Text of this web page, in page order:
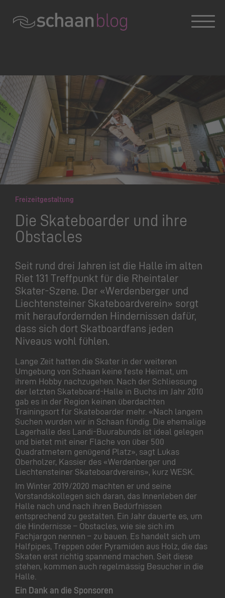
Freizeitgestaltung
Die Skateboarder und ihre
Obstacles
Seit rund drei Jahren ist die Halle im alten
Riet 131 Treffpunkt für die Rheintaler
Skater-Szene. Der «Werdenberger und
Liechtensteiner Skateboardverein» sorgt
mit heraufordernden Hindernissen dafür,
dass sich dort Skatboardfans jeden
Niveaus wohl fühlen.
Lange Zeit hatten die Skater in der weiteren
Umgebung von Schaan keine feste Heimat, um
ihrem Hobby nachzugehen. Nach der Schliessung
der letzten Skateboard-Halle in Buchs im Jahr 2010
gab es in der Region keinen überdachten
Trainingsort für Skateboarder mehr. «Nach langem
Suchen wurden wir in Schaan fündig. Die ehemalige
Lagerhalle des Landi-Buurabunds ist ideal gelegen
und bietet mit einer Fläche von über 500
Quadratmetern genügend Platz», sagt Lukas
Oberholzer, Kassier des «Werdenberger und
Liechtensteiner Skateboardvereins», kurz WESK.
Im Winter 2019/2020 machten er und seine
Vorstandskollegen sich daran, das Innenleben der
Halle nach und nach ihren Bedürfnissen
entsprechend zu gestalten. Ein Jahr dauerte es, um
die Hindernisse – Obstacles, wie sie sich im
Fachjargon nennen – zu bauen. Es handelt sich um
Halfpipes, Treppen oder Pyramiden aus Holz, die das
Skaten erst richtig spannend machen. Seit diese
stehen, kommen auch regelmässig Besucher in die
Halle.
Ein Dank an die Sponsoren